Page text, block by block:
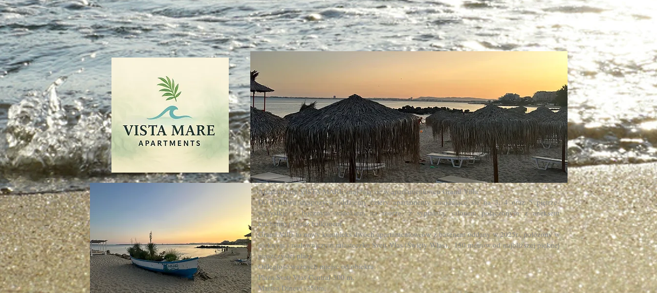
Apartamenty VISTA MARE znajdują się w apartamentowcu Grand Villa
​Do Państwa dyspozycji oddajemy cztery apartamenty znajdujące się na 3, 4 oraz 5 piętrze-
wszystkie z bocznym widokiem na morze, z sypialnią, salonem połączonym z aneksem
kuchennym oraz balkonem.
​Grand Villa to nowy kompleks dwóch apartamentowców z basenem oddany w 2025r., położony w
pięknym i malowniczym miasteczku Sveti Vlas (Święty Włas), 150 metrów od najbliższej pięknej
piaszczystej plaży.
​Odległość ważnych miejsc od obiektu:
Plaża Sveti Vlas Central-300 m,
Marina Dinevi -250m,